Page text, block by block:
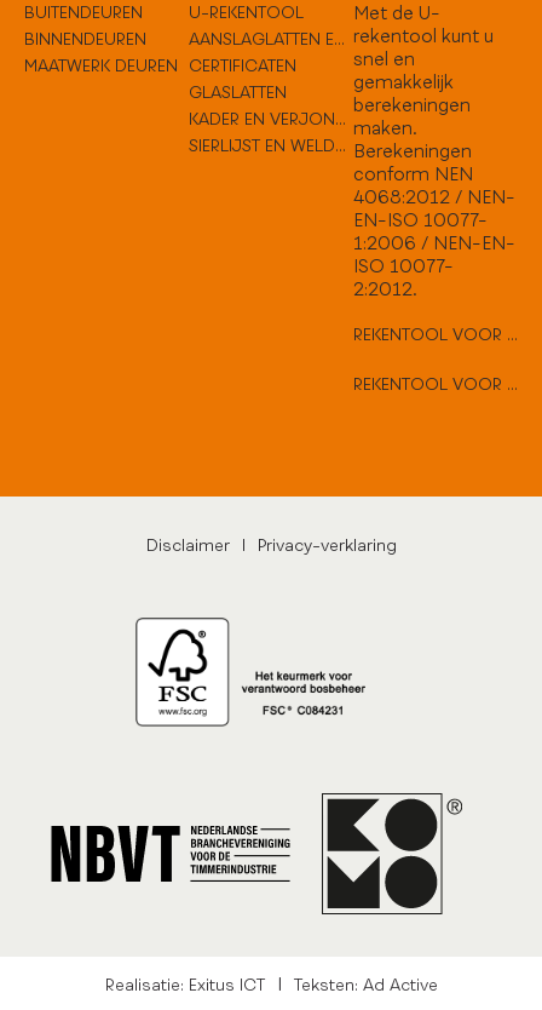
BUITENDEUREN
BINNENDEUREN
MAATWERK DEUREN
U-REKENTOOL
AANSLAGLATTEN EN TUSSENOPLOSSINGEN
CERTIFICATEN
GLASLATTEN
KADER EN VERJONGEN
SIERLIJST EN WELDORPELS
Met de U-
rekentool kunt u
snel en
gemakkelijk
berekeningen
maken.
Berekeningen
conform NEN
4068:2012 / NEN-
EN-ISO 10077-
1:2006 / NEN-EN-
ISO 10077-
2:2012.
REKENTOOL VOOR VLAKKE DEUREN
REKENTOOL VOOR HARD HOUTEN DEUREN
Disclaimer | Privacy-verklaring
Realisatie: Exitus ICT | Teksten: Ad Active